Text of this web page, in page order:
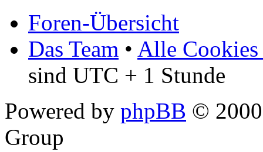
Foren-Übersicht
Das Team • Alle Cookies
sind UTC + 1 Stunde
Powered by phpBB ©
Group